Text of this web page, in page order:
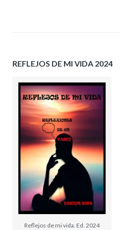
REFLEJOS DE MI VIDA 2024
Reflejos de mi vida. Ed. 2024